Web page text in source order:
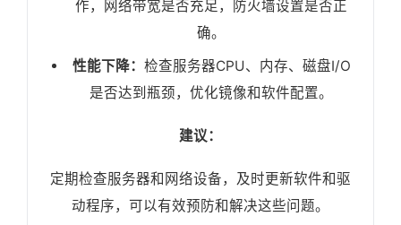
作，网络带宽是否充足，防火墙设置是否正
确。
性能下降： 检查服务器CPU、内存、磁盘I/O
是否达到瓶颈，优化镜像和软件配置。
建议：
定期检查服务器和网络设备，及时更新软件和驱
动程序，可以有效预防和解决这些问题。